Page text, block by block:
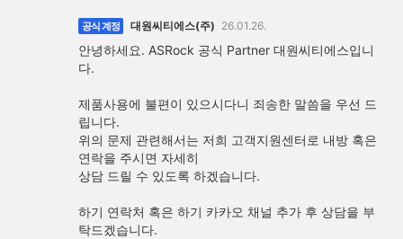
공식 계정 대원씨티에스(주) 26.01.26.
안녕하세요. ASRock 공식 Partner 대원씨티에스입니
다.
제품사용에 불편이 있으시다니 죄송한 말씀을 우선 드
립니다.
위의 문제 관련해서는 저희 고객지원센터로 내방 혹은
연락을 주시면 자세히
상담 드릴 수 있도록 하겠습니다.
하기 연락처 혹은 하기 카카오 채널 추가 후 상담을 부
탁드겠습니다.